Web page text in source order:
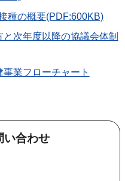
種の概要(PDF:600KB)
次年度以降の協議会体制
業フローチャート
い合わせ